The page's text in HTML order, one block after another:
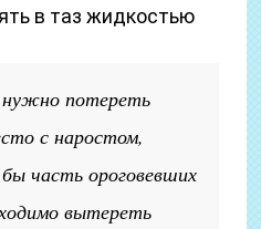
в таз жидкостью
нужно потереть
с наростом,
часть ороговевших
вытереть